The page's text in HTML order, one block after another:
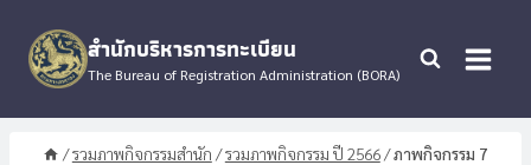
content
สำนักบริหารการทะเบียน
The Bureau of Registration Administration (BORA)
/รวมภาพกิจกรรมสำนัก /รวมภาพกิจกรรม ปี 2566/ภาพกิจกรรม 7